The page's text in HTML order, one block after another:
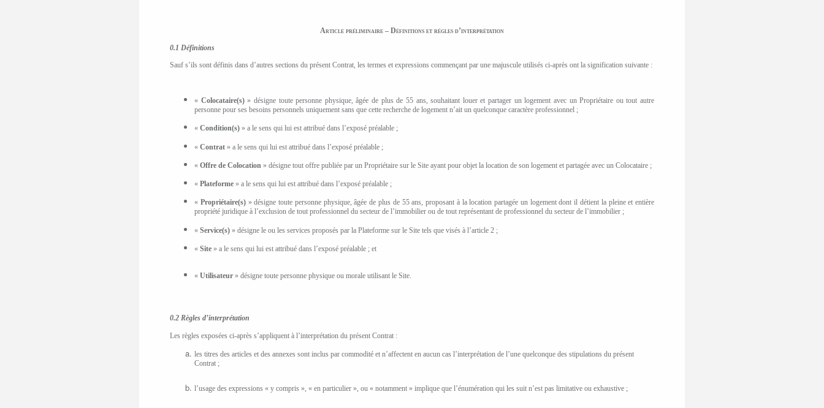
Article préliminaire – Définitions et règles d’interprétation
0.1 Définitions
Sauf s’ils sont définis dans d’autres sections du présent Contrat, les termes et expressions commençant par une majuscule utilisés ci-après ont la signification suivante :
« Colocataire(s)» désigne toute personne physique, âgée de plus de 55 ans, souhaitant louer et partager un logement avec un Propriétaire ou tout autre
personne pour ses besoins personnels uniquement sans que cette recherche de logement n’ait un quelconque caractère professionnel ;
« Condition(s) » a le sens qui lui est attribué dans l’exposé préalable ;
« Contrat » a le sens qui lui est attribué dans l’exposé préalable ;
« Offre de Colocation » désigne tout offre publiée par un Propriétaire sur le Site ayant pour objet la location de son logement et partagée avec un Colocataire ;
« Plateforme » a le sens qui lui est attribué dans l’exposé préalable ;
« Propriétaire(s) »désigne toute personne physique, âgée de plus de 55 ans, proposant à la location partagée un logement dont il détient la pleine et entière
propriété juridique à l’exclusion de tout professionnel du secteur de l’immobilier ou de tout représentant de professionnel du secteur de l’immobilier ;
« Service(s) » désigne le ou les services proposés par la Plateforme sur le Site tels que visés à l’article 2 ;
« Site » a le sens qui lui est attribué dans l’exposé préalable ; et
« Utilisateur » désigne toute personne physique ou morale utilisant le Site.
0.2 Règles d’interprétation
Les règles exposées ci-après s’appliquent à l’interprétation du présent Contrat :
les titres des articles et des annexes sont inclus par commodité et n’affectent en aucun cas l’interprétation de l’une quelconque des stipulations du présent
Contrat ;
l’usage des expressions « y compris », « en particulier », ou « notamment » implique que l’énumération qui les suit n’est pas limitative ou exhaustive ;